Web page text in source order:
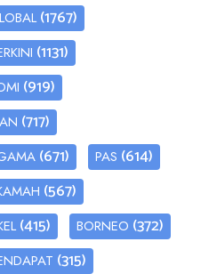
(1767)
(1131)
(919)
(717)
(671) PAS (614)
(567)
(415) BORNEO (372)
(315)